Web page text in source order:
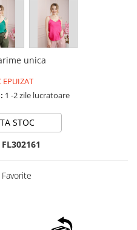
unica
EPUIZAT
1 -2 zile lucratoare
STOC
FL302161